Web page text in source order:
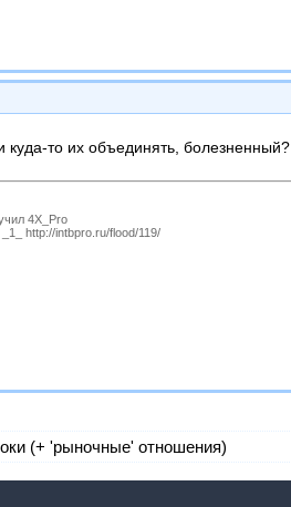
то их объединять, болезненный?
4X_Pro
http://intbpro.ru/flood/119/
(+ 'рыночные' отношения)